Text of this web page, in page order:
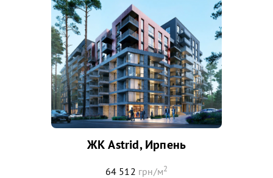
ЖК Astrid, Ирпень
64 512 грн/м2